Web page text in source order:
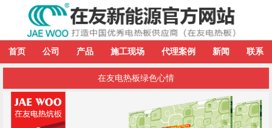
首页 公司 产品 施工现场 代理案例 新闻 联系
在友电热板绿色心情